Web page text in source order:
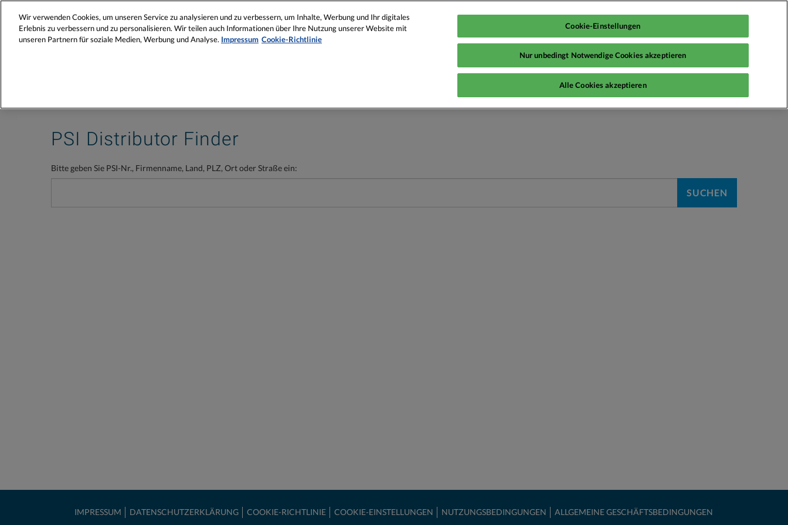
MyPSI
PSI Distributor Finder
Bitte geben Sie PSI-Nr., Firmenname, Land, PLZ, Ort oder Straße ein:
SUCHEN
IMPRESSUM DATENSCHUTZERKLÄRUNG COOKIE-RICHTLINIE COOKIE-EINSTELLUNGEN NUTZUNGSBEDINGUNGEN ALLGEMEINE GESCHÄFTSBEDINGUNGEN
Wir verwenden Cookies, um unseren Service zu analysieren und zu verbessern, um Inhalte, Werbung und Ihr digitales
Erlebnis zu verbessern und zu personalisieren. Wir teilen auch Informationen über Ihre Nutzung unserer Website mit
unseren Partnern für soziale Medien, Werbung und Analyse. Impressum Cookie-Richtlinie
Cookie-Einstellungen
Nur unbedingt Notwendige Cookies akzeptieren
Alle Cookies akzeptieren